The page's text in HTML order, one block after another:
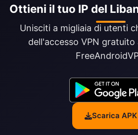
Ottieni il tuo IP del
Unisciti a migliaia di utenti
dell'accesso VPN gratuito
Scarica APK